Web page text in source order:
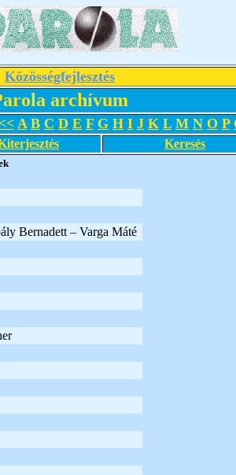
Közösségfejlesztés
archívum
<< A B C D E F G H I J K L M N O P
Keresés
Bernadett – Varga Máté